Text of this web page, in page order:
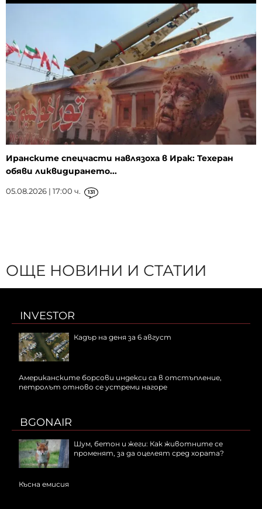
Иранските спецчасти навлязоха в Ирак: Техеран
обяви ликвидирането...
05.08.2026 | 17:00 ч. 131
ОЩЕ НОВИНИ И СТАТИИ
INVESTOR
Кадър на деня за 6 август
Американските борсови индекси са в отстъпление,
петролът отново се устреми нагоре
BGONAIR
Шум, бетон и жеги: Как животните се
променят, за да оцелеят сред хората?
Късна емисия